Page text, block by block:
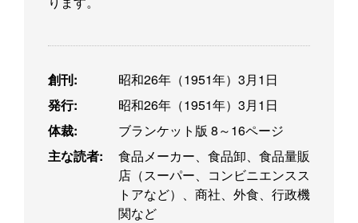
創刊:
昭和26年（1951年）3月1日
発行:
昭和26年（1951年）3月1日
体裁:
ブランケット版 8～16ページ
主な読者:
食品メーカー、食品卸、食品量販
店（スーパー、コンビニエンスス
トアなど）、商社、外食、行政機
関など